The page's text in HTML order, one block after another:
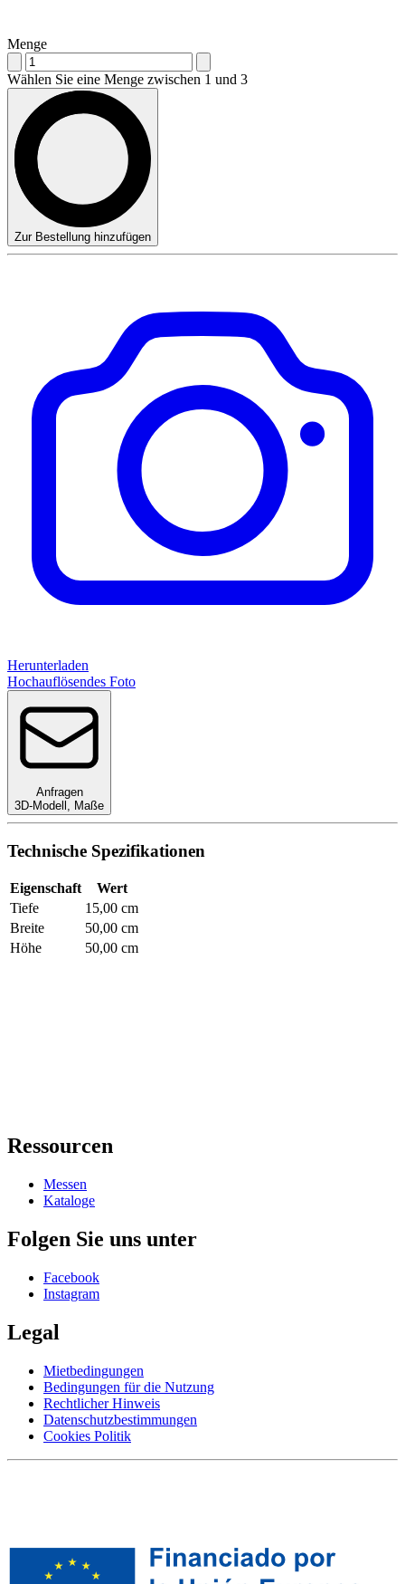
Menge
Wählen Sie eine Menge zwischen 1 und 3
Zur Bestellung hinzufügen
Herunterladen
Hochauflösendes Foto
Anfragen
3D-Modell
Maße
Technische Spezifikationen
Eigenschaft
Wert
Tiefe
15,00 cm
Breite
50,00 cm
Höhe
50,00 cm
Ressourcen
Messen
Kataloge
Folgen Sie uns unter
Facebook
Instagram
Legal
Mietbedingungen
Bedingungen für die Nutzung
Rechtlicher Hinweis
Datenschutzbestimmungen
Cookies Politik